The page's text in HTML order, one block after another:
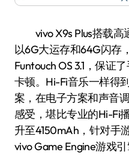
vivo X9s Plus搭载高
以6G大运存和64G闪存
Funtouch OS 3.1，保证
卡顿。Hi-Fi音乐一样得
案，在电子方案和声音
感受，堪比专业的Hi-Fi
升至4150mAh，针对手
vivo Game Engine游戏